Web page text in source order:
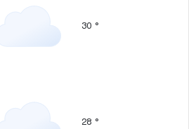
30 °
28 °